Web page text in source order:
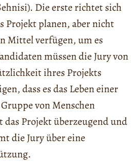
Die erste richtet sich
Projekt planen, aber nicht
Mittel verfügen, um es
müssen die Jury von
ihres Projekts
dass es das Leben einer
von Menschen
Projekt überzeugend und
die Jury über eine